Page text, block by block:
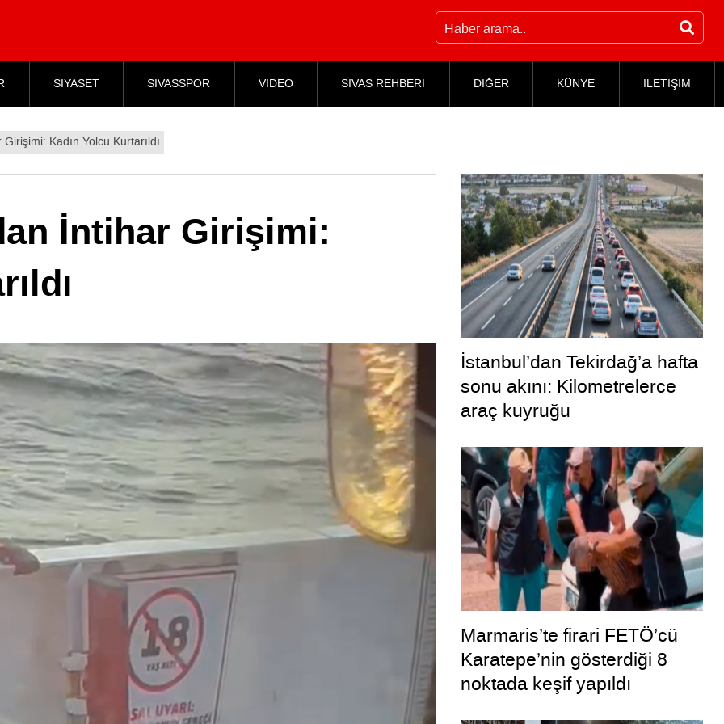
SİYASET SİVASSPOR VİDEO SİVAS REHBERİ DİĞER KÜNYE İLETİŞİM
Kadın Yolcu Kurtarıldı
İntihar Girişimi:
İstanbul’dan Tekirdağ’a hafta
sonu akını: Kilometrelerce
araç kuyruğu
Marmaris’te firari FETÖ’cü
Karatepe’nin gösterdiği 8
noktada keşif yapıldı